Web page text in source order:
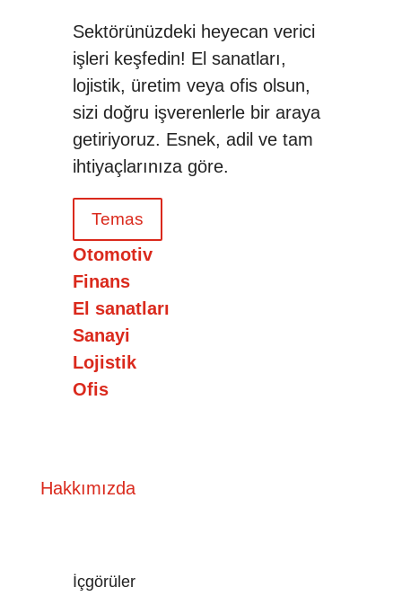
Sektörünüzdeki heyecan verici
işleri keşfedin! El sanatları,
lojistik, üretim veya ofis olsun,
sizi doğru işverenlerle bir araya
getiriyoruz. Esnek, adil ve tam
ihtiyaçlarınıza göre.
Temas
Otomotiv
Finans
El sanatları
Sanayi
Lojistik
Ofis
Hakkımızda
İçgörüler